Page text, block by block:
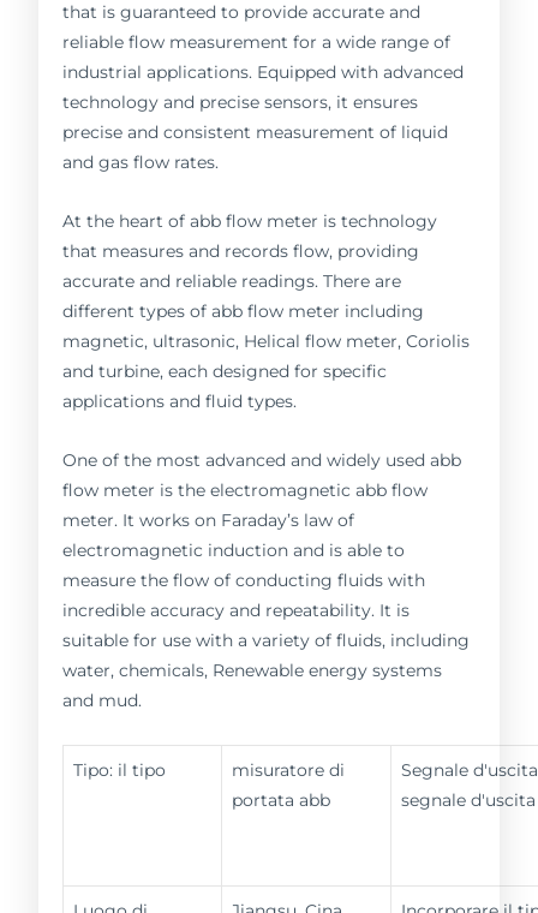
that is guaranteed to provide accurate and
reliable flow measurement for a wide range of
industrial applications. Equipped with advanced
technology and precise sensors, it ensures
precise and consistent measurement of liquid
and gas flow rates.
At the heart of abb flow meter is technology
that measures and records flow, providing
accurate and reliable readings. There are
different types of abb flow meter including
magnetic, ultrasonic, Helical flow meter, Coriolis
and turbine, each designed for specific
applications and fluid types.
One of the most advanced and widely used abb
flow meter is the electromagnetic abb flow
meter. It works on Faraday’s law of
electromagnetic induction and is able to
measure the flow of conducting fluids with
incredible accuracy and repeatability. It is
suitable for use with a variety of fluids, including
water, chemicals, Renewable energy systems
and mud.
Tipo: il tipo
misuratore di
portata abb
Segnale
segnale d'uscita